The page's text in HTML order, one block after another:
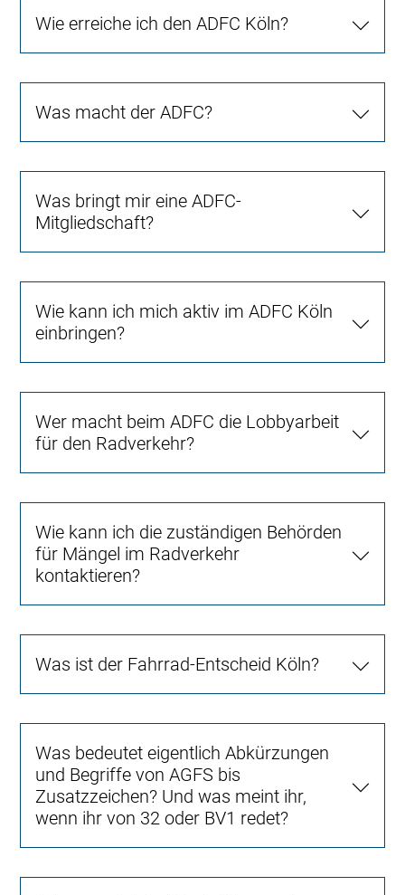
Wie erreiche ich den ADFC Köln?
Was macht der ADFC?
Was bringt mir eine ADFC-
Mitgliedschaft?
Wie kann ich mich aktiv im ADFC Köln
einbringen?
Wer macht beim ADFC die Lobbyarbeit
für den Radverkehr?
Wie kann ich die zuständigen Behörden
für Mängel im Radverkehr
kontaktieren?
Was ist der Fahrrad-Entscheid Köln?
Was bedeutet eigentlich Abkürzungen
und Begriffe von AGFS bis
Zusatzzeichen? Und was meint ihr,
wenn ihr von 32 oder BV1 redet?